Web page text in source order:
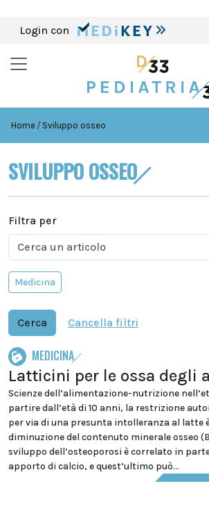
Login con
Home Sviluppo osseo
SVILUPPO OSSEO
Filtra per
Medicina
Cerca Cancella filtri
MEDICINA
Latticini per le ossa degli
Scienze dell’alimentazione-nutrizione
partire dall’età di 10 anni, la restrizione
per via di una presunta intolleranza al latte
diminuzione del contenuto minerale osseo
sviluppo dell’osteoporosi è correlato in
apporto di calcio, e quest’ultimo può...